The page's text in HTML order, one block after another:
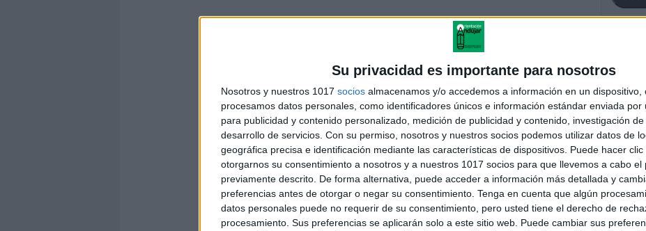
Su privacidad es importante para nosotros
Nosotros y nuestros 1017 socios almacenamos y/o accedemos a información en un dispositivo,
procesamos datos personales, como identificadores únicos e información estándar enviada por
para publicidad y contenido personalizado, medición de publicidad y contenido, investigación
desarrollo de servicios. Con su permiso, nosotros y nuestros socios podemos utilizar datos de
geográfica precisa e identificación mediante las características de dispositivos. Puede hacer clic
otorgarnos su consentimiento a nosotros y a nuestros 1017 socios para que llevemos a cabo el
previamente descrito. De forma alternativa, puede acceder a información más detallada y
preferencias antes de otorgar o negar su consentimiento. Tenga en cuenta que algún
datos personales puede no requerir de su consentimiento, pero usted tiene el derecho de
procesamiento. Sus preferencias se aplicarán solo a este sitio web. Puede cambiar sus
SIGUE